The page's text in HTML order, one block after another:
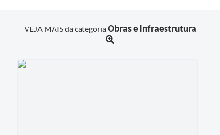
VEJA MAIS da categoriaObras e Infraestrutura